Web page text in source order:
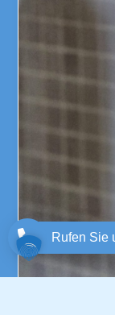
Rufen Sie